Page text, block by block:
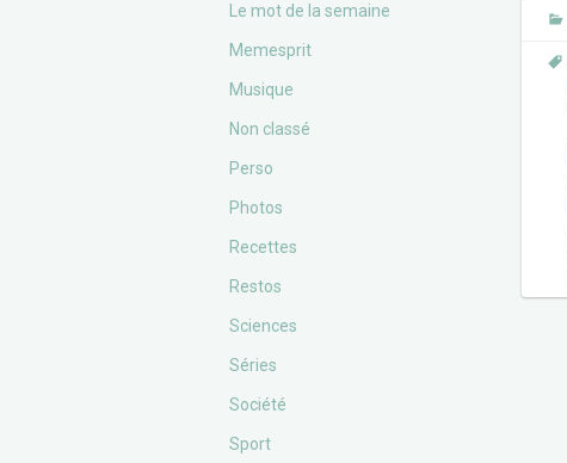
Le mot de la semaine
Memesprit
Musique
Non classé
Perso
Photos
Recettes
Restos
Sciences
Séries
Société
Sport